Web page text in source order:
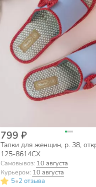
799 ₽
Тапки для женщин, р. 38,
125-8614СХ
Самовывоз: 10 августа
Курьером: 10 августа
5•2 отзыва